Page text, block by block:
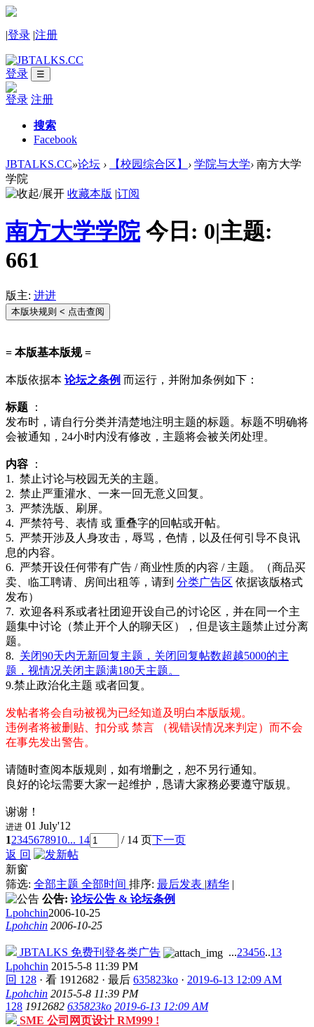
|登录 |注册
登录 ☰
登录 注册
搜索
Facebook
JBTALKS.CC»论坛 › 【校园综合区】 › 学院与大学› 南方大学
学院
收藏本版 |订阅
南方大学学院 今日: 0|主题:
661
版主: 进进
本版块规则 < 点击查阅
= 本版基本版规 =
本版依据本 论坛之条例 而运行，并附加条例如下：
标题
：
发布时，请自行分类并清楚地注明主题的标题。标题不明确将
会被通知，24小时内没有修改，主题将会被关闭处理。
内容 ：
1. 禁止讨论与校园无关的主题。
2. 禁止严重灌水、一来一回无意义回复。
3. 严禁洗版、刷屏。
4. 严禁符号、表情 或 重叠字的回帖或开帖。
5. 严禁开涉及人身攻击，辱骂，色情，以及任何引导不良讯
息的内容。
6. 严禁开设任何带有广告 / 商业性质的内容 / 主题。（商品买
卖、临工聘请、房间出租等，请到 分类广告区 依据该版格式
发布）
7. 欢迎各科系或者社团迎开设自己的讨论区，并在同一个主
题集中讨论（禁止开个人的聊天区），但是该主题禁止过分离
题。
8. 关闭90天内无新回复主题，关闭回复帖数超越5000的主
题，视情况关闭主题满180天主题。
9.禁止政治化主题 或者回复。
发帖者将会自动被视为已经知道及明白本版版规。
违例者将被删贴、扣分或 禁言 （视错误情况来判定）而不会
在事先发出警告。
请随时查阅本版规则，如有增删之，恕不另行通知。
良好的论坛需要大家一起维护，恳请大家務必要遵守版規。
谢谢！
进进 01 July'12
12345678910... 14 / 14 页下一页
返 回
新窗
筛选: 全部主题 全部时间 排序: 最后发表 |精华 |
公告: 论坛公告 & 论坛条例
Lpohchin2006-10-25
Lpohchin 2006-10-25
JBTALKS 免费刊登各类广告 ...23456..13
Lpohchin 2015-5-8 11:39 PM
回 128 · 看 1912682 · 最后 635823ko · 2019-6-13 12:09 AM
Lpohchin 2015-5-8 11:39 PM
128 1912682 635823ko 2019-6-13 12:09 AM
SME 公司网页设计 RM999 !